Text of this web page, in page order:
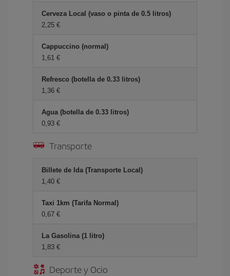
Cerveza Local (vaso o pinta de 0.5 litros)
2,25 €
Cappuccino (normal)
1,61 €
Refresco (botella de 0.33 litros)
1,36 €
Agua (botella de 0.33 litros)
0,93 €
Transporte
Billete de Ida (Transporte Local)
1,40 €
Taxi 1km (Tarifa Normal)
0,67 €
La Gasolina (1 litro)
1,83 €
Deporte y Ocio